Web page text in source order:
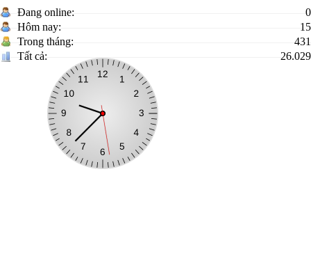
Đang online:
0
Hôm nay:
15
Trong tháng:
431
Tất cả:
26.029